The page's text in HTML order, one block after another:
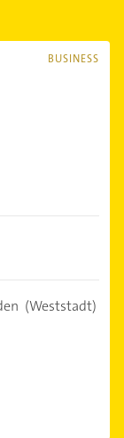
BUSINESS
(Weststadt)